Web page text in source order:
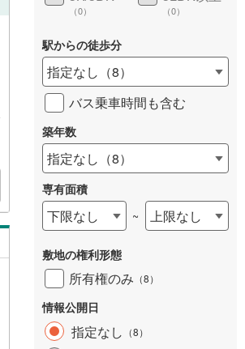
（0） （0）
駅からの徒歩分
指定なし （8）
バス乗車時間も含む
築年数
指定なし （8）
専有面積
下限なし ~ 上限なし
敷地の権利形態
所有権のみ （8）
情報公開日
指定なし （8）
詳しく見る